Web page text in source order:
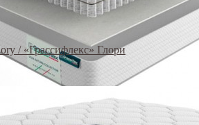
/ «Грассифлекс» Глори